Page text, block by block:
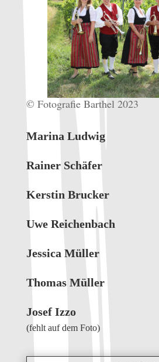
© Fotografie Barthel 2023
Marina Ludwig
Rainer Schäfer
Kerstin Brucker
Uwe Reichenbach
Jessica Müller
Thomas Müller
Josef Izzo
(fehlt auf dem Foto)